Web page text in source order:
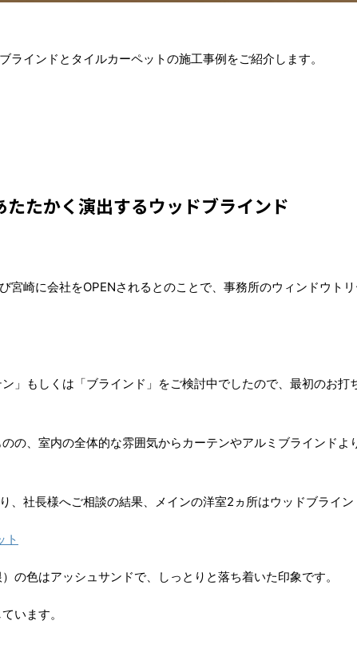
ラインドとタイルカーペットの施工事例をご紹介します。
たかく演出するウッドブラインド
宮崎に会社をOPENされるとのことで、事務所のウィンドウト
」もしくは「ブラインド」をご検討中でしたので、最初のお打
の、室内の全体的な雰囲気からカーテンやアルミブラインドよ
、社長様へご相談の結果、メインの洋室2ヵ所はウッドブライン
の色はアッシュサンドで、しっとりと落ち着いた印象です。
います。